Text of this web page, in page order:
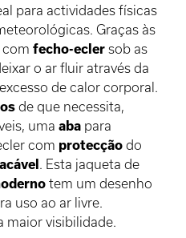
para actividades físicas
Graças às
com fecho-ecler sob as
o ar fluir através da
de calor corporal.
de que necessita,
uma aba para
com protecção do
. Esta jaqueta de
tem um desenho
uso ao ar livre.
maior visibilidade.